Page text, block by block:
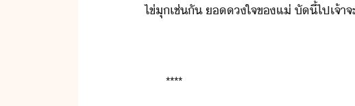
ไข่ุ​เช่ั​ ​​ใจ​ข​แ​​​่​ ​ัี้​ไป​เจ้
**​**